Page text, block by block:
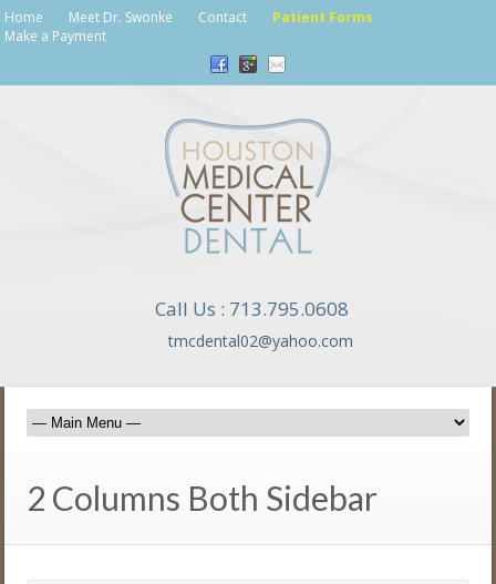
Home Meet Dr. Swonke Contact
Patient Forms
Make a Payment
Call Us : 713.795.0608
tmcdental02@yahoo.com
2 Columns Both Sidebar